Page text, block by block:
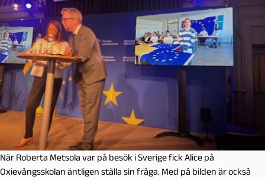
När Roberta Metsola var på besök i Sverige fick Alice på
Oxievångsskolan äntligen ställa sin fråga. Med på bilden är också